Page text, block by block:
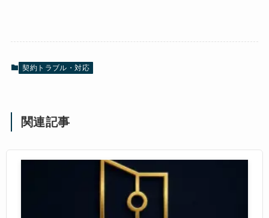
契約トラブル・対応
関連記事